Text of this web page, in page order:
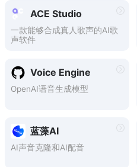
项，支持一键生成歌词等功
ACE Studio
一款能够合成真人歌声的AI歌
声软件
Voice Engine
OpenAI语音生成模型
蓝藻AI
AI声音克隆和AI配音